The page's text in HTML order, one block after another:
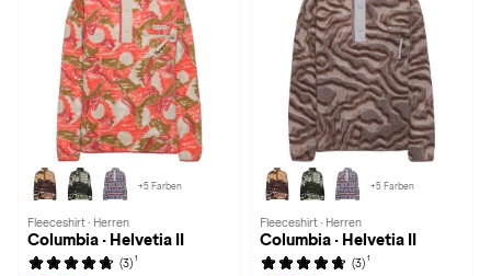
+5 Farben
Fleeceshirt · Herren
Columbia · Helvetia II
(3) 1
+5 Farben
Fleeceshirt · Herren
Columbia · Helvetia II
(3) 1